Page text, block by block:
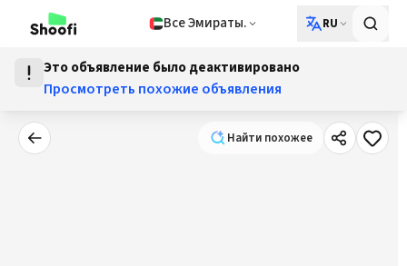
Все Эмираты. RU
Это объявление было деактивировано
Просмотреть похожие объявления
Найти похожееНайти похожее